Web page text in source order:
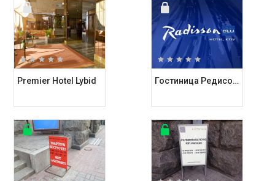
Premier Hotel Lybid Гостиница Редисон / Radisson Blu Hotel